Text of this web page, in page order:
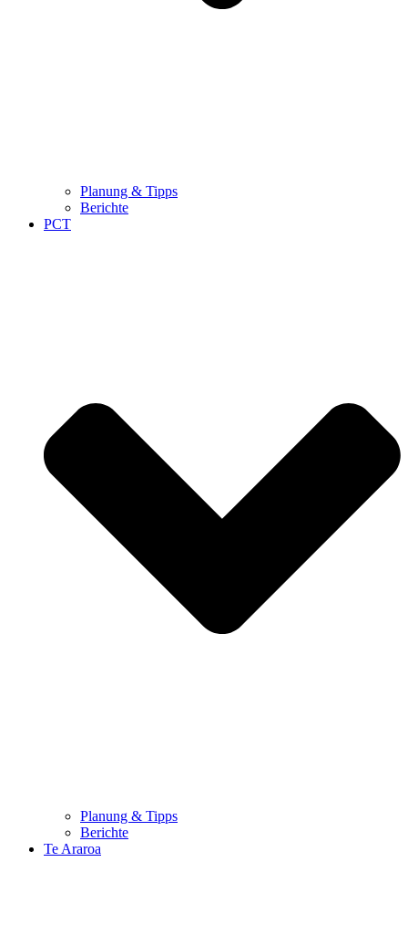
Planung & Tipps
Berichte
PCT
Planung & Tipps
Berichte
Te Araroa